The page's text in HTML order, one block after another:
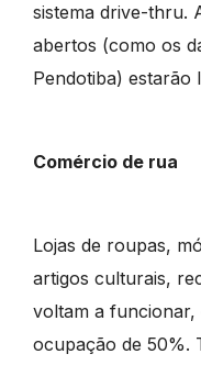
sistema drive-thru.
abertos (como os
Pendotiba) estarão
Comércio de rua
Lojas de roupas,
artigos culturais,
voltam a funcionar,
ocupação de 50%.